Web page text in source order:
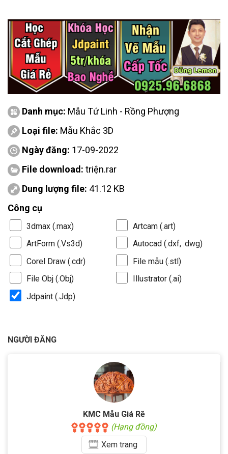
Danh mục: Mẫu Tứ Linh - Rồng Phượng
Loại file: Mẫu Khắc 3D
Ngày đăng: 17-09-2022
File download: triện.rar
Dung lượng file: 41.12 KB
Công cụ
3dmax (.max)
Artcam (.art)
ArtForm (.Vs3d)
Autocad (.dxf, .dwg)
Corel Draw (.cdr)
File mẫu (.stl)
File Obj (.Obj)
Illustrator (.ai)
Jdpaint (.Jdp)
NGƯỜI ĐĂNG
KMC Mẫu Giá Rẽ
(Hạng đồng)
Xemtrang